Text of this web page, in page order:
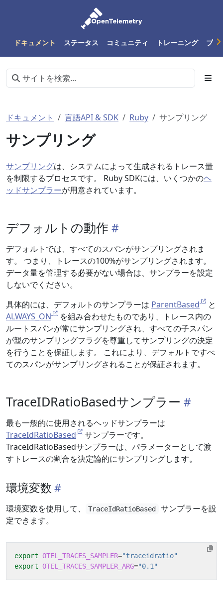
ドキュメント ステータス コミュニティ トレーニング ブロ
ドキュメント 言語API & SDK Ruby サンプリング
サンプリング
サンプリングは、システムによって生成されるトレース量
を制限するプロセスです。 Ruby SDKには、いくつかのヘ
ッドサンプラーが用意されています。
デフォルトの動作
デフォルトでは、すべてのスパンがサンプリングされま
す。 つまり、トレースの100%がサンプリングされます。
データ量を管理する必要がない場合は、サンプラーを設定
しないでください。
具体的には、デフォルトのサンプラーは ParentBased
と
ALWAYS_ON
を組み合わせたものであり、トレース内の
ルートスパンが常にサンプリングされ、すべての子スパン
が親のサンプリングフラグを尊重してサンプリングの決定
を行うことを保証します。 これにより、デフォルトですべ
てのスパンがサンプリングされることが保証されます。
TraceIDRatioBasedサンプラー
最も一般的に使用されるヘッドサンプラーは
TraceIdRatioBased
サンプラーです。
TraceIdRatioBasedサンプラーは、パラメーターとして渡
すトレースの割合を決定論的にサンプリングします。
環境変数
環境変数を使用して、 TraceIdRatioBased
サンプラーを設
定できます。
export OTEL_TRACES_SAMPLER="traceidratio"
export OTEL_TRACES_SAMPLER_ARG="0.1"